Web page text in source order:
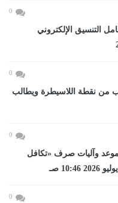
0
التنسيق الإلكتروني
0
من نقطة اللاسيطرة ويطالب
0
جنيه.. موعد وآليات صرف «تكافل
0